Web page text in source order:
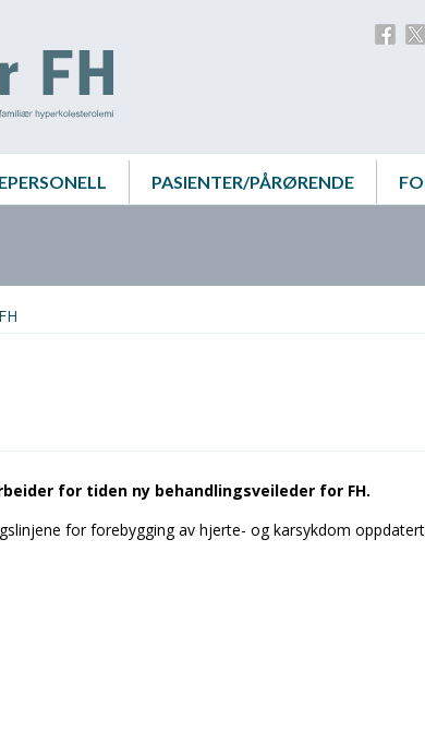
PASIENTER/PÅRØRENDE
for tiden ny behandlingsveileder for FH.
for forebygging av hjerte- og karsykdom